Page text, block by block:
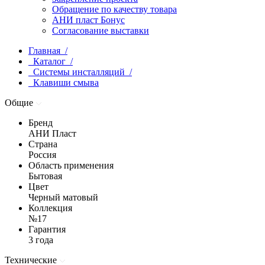
Обращение по качеству товара
АНИ пласт Бонус
Согласование выставки
Главная /
Каталог /
Системы инсталляций /
Клавиши смыва
Общие
Бренд
АНИ Пласт
Страна
Россия
Область применения
Бытовая
Цвет
Черный матовый
Коллекция
№17
Гарантия
3 года
Технические